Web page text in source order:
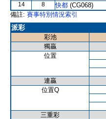
14 8 快都 (CG068)
備註: 賽事特別情況索引
派彩
彩池
獨贏
位置
連贏
位置Q
三重彩